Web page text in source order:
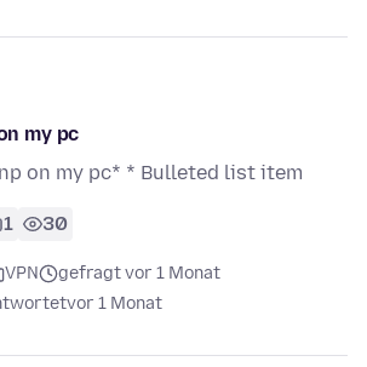
my pc
on my pc* * Bulleted list item
1 30
VPN
gefragt vor 1 Monat
vor 1 Monat